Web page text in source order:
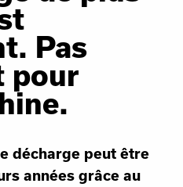
Pas
pour
décharge peut être
années grâce au